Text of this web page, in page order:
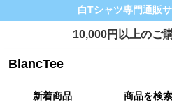
白Tシャツ専門通販
10,000円以上のご
BlancTee
新着商品 商品を検索